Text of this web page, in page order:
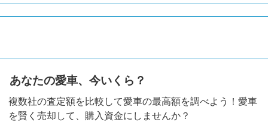
あなたの愛車、今いくら？
複数社の査定額を比較して愛車の最高額を調べよう！愛車
を賢く売却して、購入資金にしませんか？